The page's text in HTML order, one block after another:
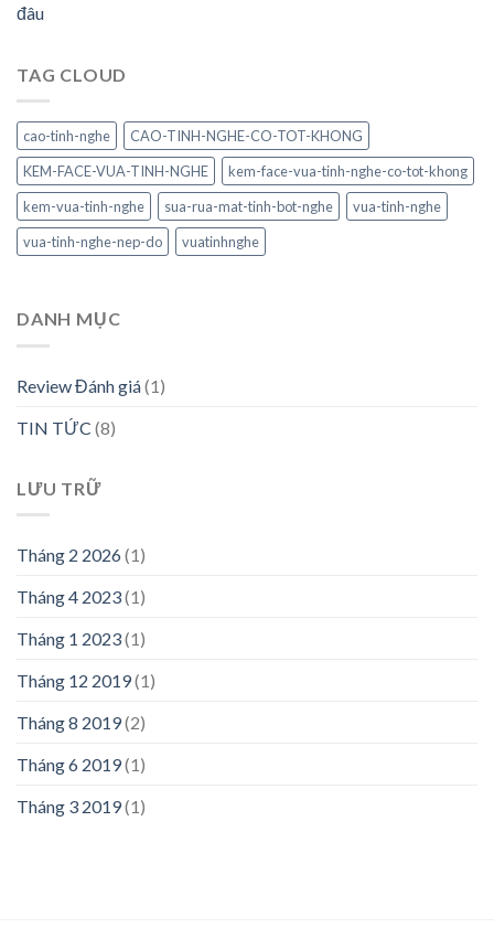
đâu
TAG CLOUD
cao-tinh-nghe
CAO-TINH-NGHE-CO-TOT-KHONG
KEM-FACE-VUA-TINH-NGHE
kem-face-vua-tinh-nghe-co-tot-khong
kem-vua-tinh-nghe
sua-rua-mat-tinh-bot-nghe
vua-tinh-nghe
vua-tinh-nghe-nep-do
vuatinhnghe
DANH MỤC
Review Đánh giá(1)
TIN TỨC (8)
LƯU TRỮ
Tháng 2 2026(1)
Tháng 4 2023(1)
Tháng 1 2023(1)
Tháng 12 2019(1)
Tháng 8 2019(2)
Tháng 6 2019(1)
Tháng 3 2019(1)